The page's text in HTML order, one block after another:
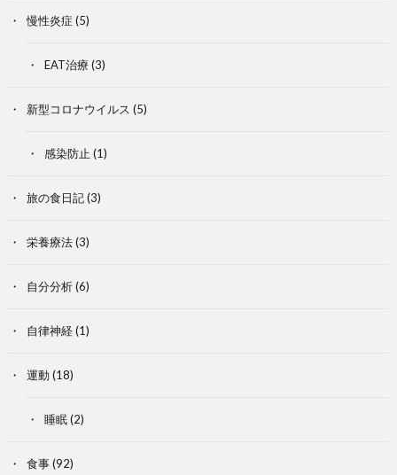
慢性炎症 (5)
EAT治療 (3)
新型コロナウイルス (5)
感染防止 (1)
旅の食日記(3)
栄養療法(3)
自分分析(6)
自律神経(1)
運動(18)
睡眠(2)
食事(92)